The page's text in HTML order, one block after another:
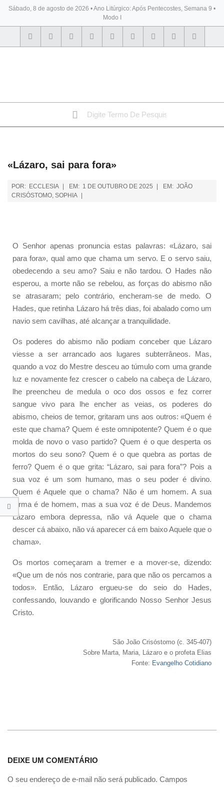
Sábado, 8 de agosto de 2026 • Ano Litúrgico: Após Pentecostes, Semana 9 •
Modo I
BYBLOS
«Lázaro, sai para fora»
POR: ECCLESIA EM: 1 DE OUTUBRO DE 2025 EM: JOÃO
CRISÓSTOMO, SOPHIA
O Senhor apenas pronuncia estas palavras: «Lázaro, sai
para fora», qual amo que chama um servo. E o servo saiu,
obedecendo a seu amo? Saiu e não tardou. O Hades não
esperou, a morte não se rebelou, as forças do abismo não
se atrasaram; pelo contrário, encheram-se de medo. O
Hades, que retinha Lázaro há três dias, foi abalado como um
navio sem cavilhas, até alcançar a tranquilidade.
Os poderes do abismo não podiam conceber que Lázaro
viesse a ser arrancado aos lugares subterrâneos. Mas,
quando a voz do Mestre desceu ao túmulo com uma grande
luz e novamente fez crescer o cabelo na cabeça de Lázaro,
lhe preencheu de medula o oco dos ossos e fez correr
sangue vivo para lhe encher as veias, os poderes do
abismo, cheios de temor, gritaram uns aos outros: «Quem é
este que chama? Quem é este omnipotente? Quem é o que
molda de novo o vaso partido? Quem é o que desperta os
mortos do seu sono? Quem é o que quebra as portas de
ferro? Quem é o que grita: “Lázaro, sai para fora”? Pois a
sua voz é um som humano, mas o seu poder é divino.
Quem é Aquele que o chama? Não é um homem. A sua
forma é de homem, mas a sua voz é de Deus. Mandemos
Lázaro embora depressa, não vá Aquele que o chama
descer cá abaixo, não vá aparecer cá em baixo Aquele que o
chama».
Os mortos começaram a tremer e a mover-se, dizendo:
«Que um de nós nos contrarie, para que não os percamos a
todos». Então, Lázaro ergueu-se do seio do Hades,
confessando, louvando e glorificando Nosso Senhor Jesus
Cristo.
São João Crisóstomo (c. 345-407)
Sobre Marta, Maria, Lázaro e o profeta Elias
Fonte: Evangelho Cotidiano
DEIXE UM COMENTÁRIO
O seu endereço de e-mail não será publicado. Campos